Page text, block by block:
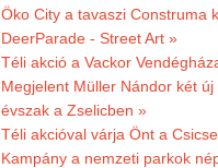
Öko City a tavaszi Construma
DeerParade - Street Art »
Téli akció a Vackor
Megjelent Müller Nándor két
évszak a Zselicben »
Téli akcióval várja Önt a
Kampány a nemzeti parkok